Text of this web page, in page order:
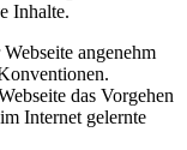
Inhalte.
angenehm
das Vorgehen
Internet gelernte